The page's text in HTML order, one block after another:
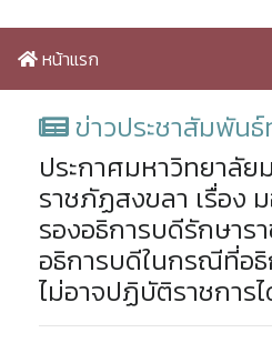
หน้าแรก
ข่าวประชาสัมพันธ์
ประกาศมหาวิทยาลัย
ราชภัฏสงขลา เรื่อง
รองอธิการบดีรักษาร
อธิการบดีในกรณีที่อ
ไม่อาจปฏิบัติราชการ